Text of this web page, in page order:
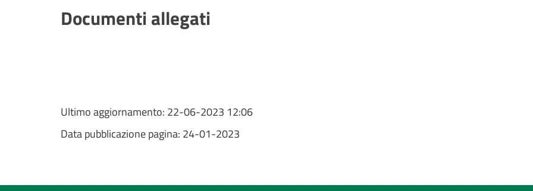
Documenti allegati
Ultimo aggiornamento: 22-06-2023 12:06
Data pubblicazione pagina: 24-01-2023